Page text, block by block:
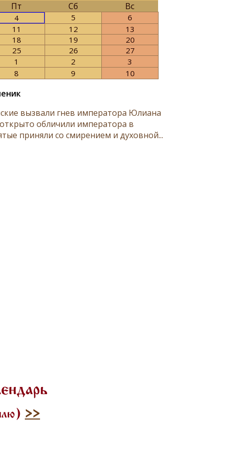
Пт
Сб Вс
4 5
6
11
12
13
18
19
20
25
26
27
1
2
3
8
9 10
вызвали гнев императора Юлиана
обличили императора в
приняли со смирением и духовной...
>>